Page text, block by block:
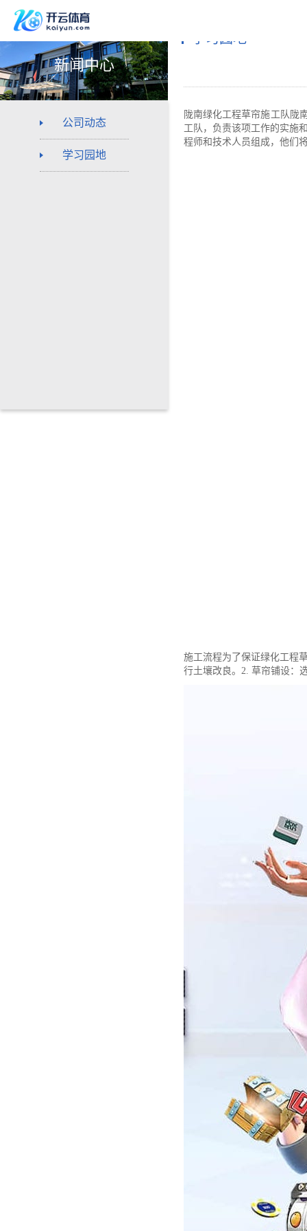
新闻中心
公司动态
学习园地
学习园地
陇南绿化工程草帘施工队陇
工队，负责该项工作的实施
程师和技术人员组成，他们
施工流程为了保证绿化工程
行土壤改良。2. 草帘铺设：